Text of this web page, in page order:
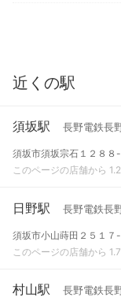
近くの駅
須坂駅 長野電鉄長
須坂市須坂宗石１２８８-
このページの店舗から
日野駅 長野電鉄長
須坂市小山蒔田２５１７-
このページの店舗から
村山駅 長野電鉄長